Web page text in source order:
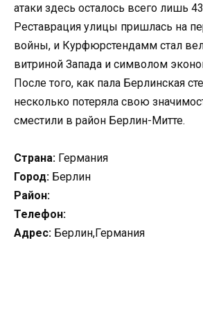
атаки здесь осталось всего лишь
Реставрация улицы пришлась на
войны, и Курфюрстендамм стал
витриной Запада и символом
После того, как пала Берлинская
несколько потеряла свою
сместили в район Берлин-Митте.
Страна: Германия
Город: Берлин
Район:
Телефон:
Адрес: Берлин,Германия